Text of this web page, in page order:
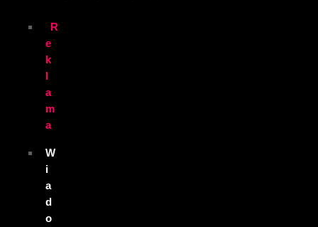
R
e
k
l
a
m
a
W
i
a
d
o